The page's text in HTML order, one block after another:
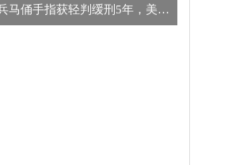
​折断兵马俑手指获轻判缓刑5年，美国男子向中方致歉